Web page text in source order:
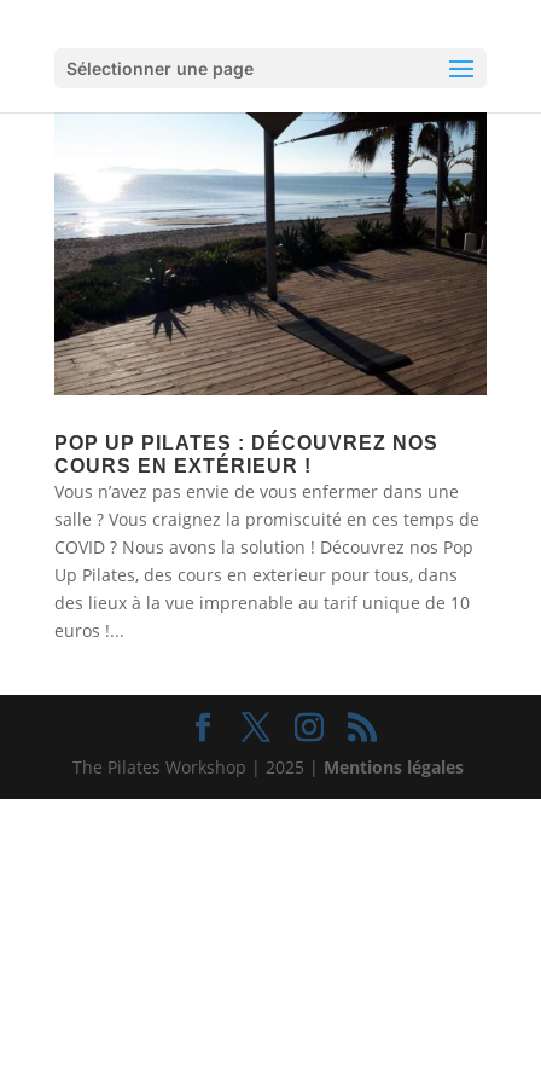
Sélectionner une page
POP UP PILATES : DÉCOUVREZ NOS
COURS EN EXTÉRIEUR !
Vous n’avez pas envie de vous enfermer dans une
salle ? Vous craignez la promiscuité en ces temps de
COVID ? Nous avons la solution ! Découvrez nos Pop
Up Pilates, des cours en exterieur pour tous, dans
des lieux à la vue imprenable au tarif unique de 10
euros !...
The Pilates Workshop | 2025 | Mentions légales